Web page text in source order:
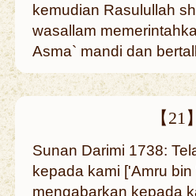
kemudian Rasulullah
wasallam
Asma` mandi dan
【21】
Sunan Darimi 1738:
kepada kami ['Amru
mengabarkan kepada